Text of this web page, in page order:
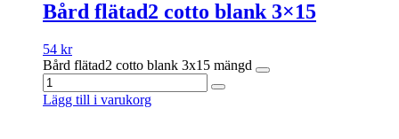
Bård flätad2 cotto blank 3×15
54 kr
Bård flätad2 cotto blank 3x15 mängd
Lägg till i varukorg